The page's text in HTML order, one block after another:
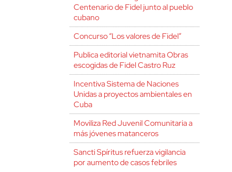
Centenario de Fidel junto al pueblo
cubano
Concurso “Los valores de Fidel”
Publica editorial vietnamita Obras
escogidas de Fidel Castro Ruz
Incentiva Sistema de Naciones
Unidas a proyectos ambientales en
Cuba
Moviliza Red Juvenil Comunitaria a
más jóvenes matanceros
Sancti Spíritus refuerza vigilancia
por aumento de casos febriles